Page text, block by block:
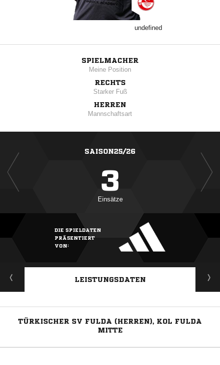
undefined
SPIELMACHER
Meine Position
RECHTS
Starker Fuß
HERREN
Mannschaftsart
SAISON25/26
3
Einsätze
DIE SPIELDATEN
PRÄSENTIERT
VON:
LEISTUNGSDATEN
TÜRKISCHER SV FULDA (HERREN), KOL FULDA
MITTE